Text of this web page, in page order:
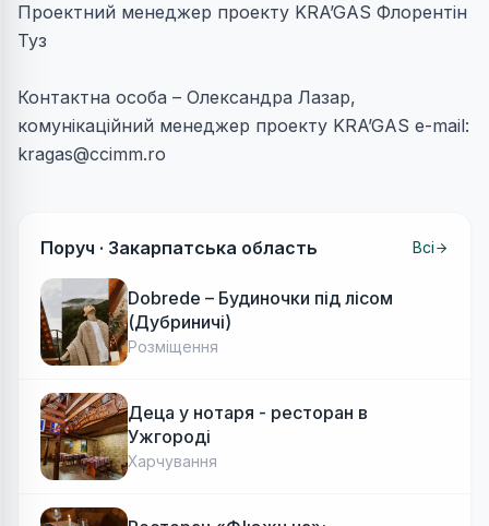
Проектний менеджер проекту KRA’GAS Флорентін
Туз
Контактна особа – Олександра Лазар,
комунікаційний менеджер проекту KRA’GAS e-mail:
kragas@ccimm.ro
Поруч · Закарпатська область Всі
Dobrede – Будиночки під лісом
(Дубриничі)
Розміщення
Деца у нотаря - ресторан в
Ужгороді
Харчування